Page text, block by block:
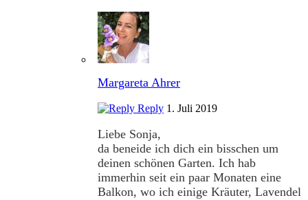
Margareta Ahrer
Reply 1. Juli 2019
Liebe Sonja,
da beneide ich dich ein bisschen um
deinen schönen Garten. Ich hab
immerhin seit ein paar Monaten eine
Balkon, wo ich einige Kräuter, Lavendel